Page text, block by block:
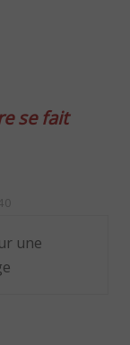
se fait
une